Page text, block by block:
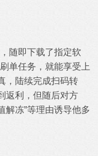
随即下载了指定软
单任务，就能享受上
，陆续完成扫码转
返利，但随后对方
解冻”等理由诱导他多